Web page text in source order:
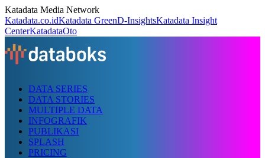
Katadata Media Network
Katadata.co.idKatadata GreenD-InsightsKatadata Insight
CenterKatadataOto
DATA SERIES
DATA STORIES
MULTIPLE DATA
INFOGRAFIK
PUBLIKASI
SPLASH
PRICING